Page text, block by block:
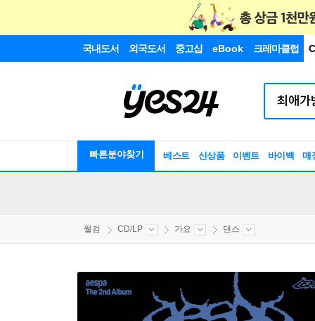
국내도서 외국도서 중고샵 eBook 크레마클럽
빠른분야찾기 베스트 신상품 이벤트 바이백 매
웰컴 CD/LP 가요 댄스